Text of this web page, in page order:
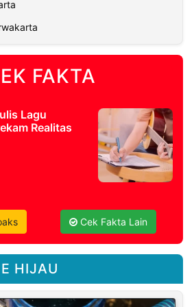
FAKTA
Lagu
Realitas
Cek Fakta Lain
HIJAU